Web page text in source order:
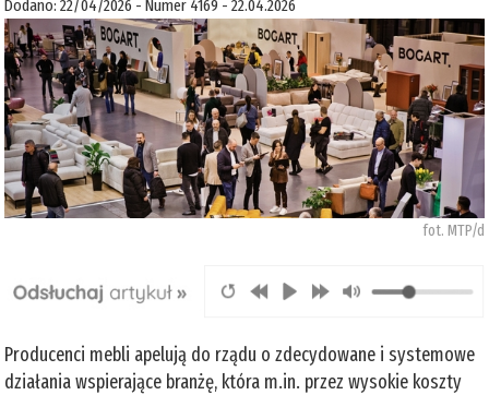
Dodano: 22/04/2026 - Numer 4169 - 22.04.2026
fot. MTP/d
Producenci mebli apelują do rządu o zdecydowane i systemowe
działania wspierające branżę, która m.in. przez wysokie koszty